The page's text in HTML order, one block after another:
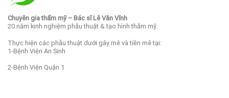
Chuyên gia thẩm mỹ – Bác sĩ Lê Văn Vĩnh
20 năm kinh nghiệm phẫu thuật & tạo hình thẫm mỹ.
Thực hiện các phẫu thuật dưới gây mê và tiền mê tại:
1-Bệnh Viện An Sinh
2-Bệnh Viện Quận 1